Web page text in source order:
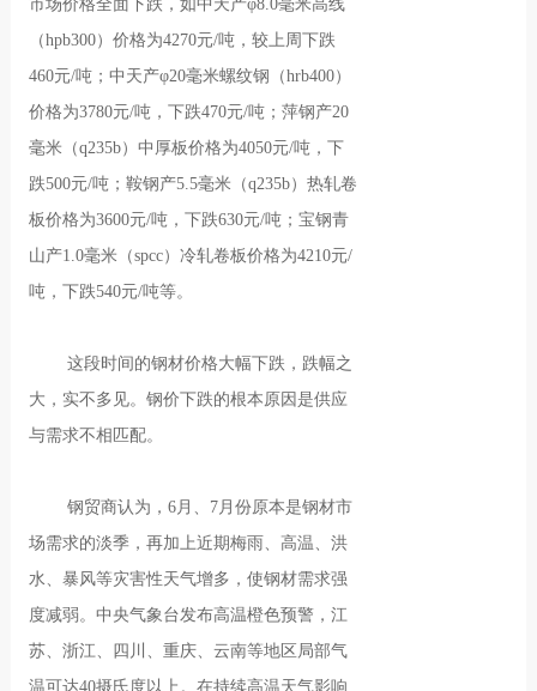
市场价格全面下跌，如中天产φ8.0毫米高线
（hpb300）价格为4270元/吨，较上周下跌
460元/吨；中天产φ20毫米螺纹钢（hrb400）
价格为3780元/吨，下跌470元/吨；萍钢产20
毫米（q235b）中厚板价格为4050元/吨，下
跌500元/吨；鞍钢产5.5毫米（q235b）热轧卷
板价格为3600元/吨，下跌630元/吨；宝钢青
山产1.0毫米（spcc）冷轧卷板价格为4210元/
吨，下跌540元/吨等。
这段时间的钢材价格大幅下跌，跌幅之
大，实不多见。钢价下跌的根本原因是供应
与需求不相匹配。
钢贸商认为，6月、7月份原本是钢材市
场需求的淡季，再加上近期梅雨、高温、洪
水、暴风等灾害性天气增多，使钢材需求强
度减弱。中央气象台发布高温橙色预警，江
苏、浙江、四川、重庆、云南等地区局部气
温可达40摄氏度以上。在持续高温天气影响